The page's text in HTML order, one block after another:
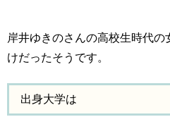
岸井ゆきのさんの高校生時代
けだったそうです。
出身大学は